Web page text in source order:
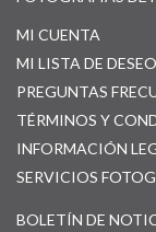
MI CUENTA
MI LISTA DE
PREGUNTAS
TÉRMINOS Y
INFORMACIÓN
SERVICIOS
BOLETÍN DE